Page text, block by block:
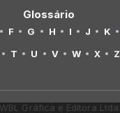
Glossário
F G H I J K
T U V W X Z
Gráfica e Editora Ltda.